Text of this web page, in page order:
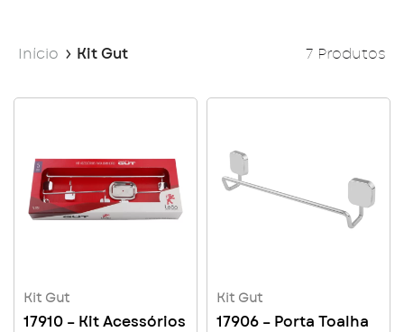
Início Kit Gut 7 Produtos
Kit Gut
17910 – Kit Acessórios
Kit Gut
17906 – Porta Toalha